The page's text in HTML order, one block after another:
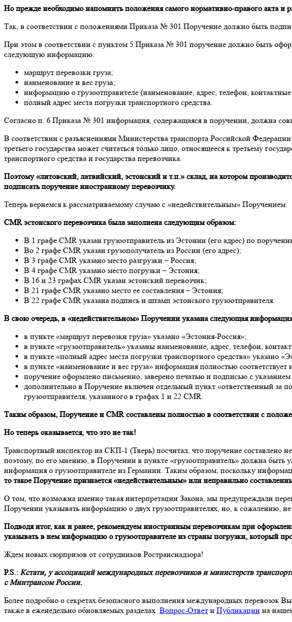
Но прежде необходимо напомнить положения самого нормативно-правого акта
Так, в соответствии с положениями Приказа № 301 Поручение должно быть
При этом в соответствии с пунктом 5 Приказа № 301 поручение должно быть
следующую информацию:
маршрут перевозки груза;
наименование и вес груза;
информацию о грузоотправителе (наименование, адрес, телефон,
полный адрес места погрузки транспортного средства.
Согласно п. 6 Приказа № 301 информация, содержащаяся в поручении, должна
В соответствии с разъяснениями Министерства транспорта Российской
третьего государства может считаться только лицо, относящееся к третьему
транспортного средства и государства перевозчика.
Поэтому «литовский, латвийский, эстонский и т.п.» склад, на котором
подписать поручение иностранному перевозчику.
Теперь вернемся к рассматриваемому случаю с «недействительным» Поручением.
CMR эстонского перевозчика была заполнена следующим образом:
В 1 графе CMR указан грузоотправитель из Эстонии (его адрес) по
Во 2 графе CMR указан грузополучатель из России (его адрес);
В 3 графе CMR указано место разгрузки – Россия;
В 4 графе CMR указано место погрузки – Эстония;
В 16 и 23 графах CMR указан эстонский перевозчик;
В 21 графе CMR указано место ее составления – Эстония;
В 22 графе CMR указана подпись и штамп эстонского грузоотправителя.
В свою очередь, в «недействительном» Поручении указана следующая
в пункте «маршрут перевозки груза» указано «Эстония-Россия»;
в пункте «грузоотправитель» указаны наименование, адрес, телефон,
в пункте «полный адрес места погрузки транспортного средства» указано
в пункте «наименование и вес груза» информация полностью
поручение оформлено письменно, заверено печатью и подписью с
дополнительно в Поручение включен отдельный пункт «ответственный за
грузоотправителя, указанного в графах 1 и 22 CMR.
Таким образом, Поручение и CMR составлены полностью в соответствии с
Но теперь оказывается, что это не так!
Транспортный инспектор на СКП-1 (Тверь) посчитал, что поручение составлено
поэтому, по его мнению, в Поручении в пункте «грузоотправитель» должна быть
информация о грузоотправителе из Германии. Таким образом, поскольку
то такое Поручение признается «недействительным» или неправильно
О том, что возможна именно такая интерпретации Закона, мы предупреждали
Поручении указывать информацию о двух грузоотправителях, но, к сожалению,
Подводя итог, как и ранее, рекомендуем иностранным перевозчикам при
указывать в нем информацию о грузоотправителе из страны погрузки, который
Ждем новых сюрпризов от сотрудников Ространснадзора!
P.S.: Кстати, у ассоциаций международных перевозчиков и министерств
с Минтрансом России.
Более подробно о секретах безопасного выполнения международных перевозок
также в еженедельно обновляемых разделах Вопрос-Ответ и Публикации на